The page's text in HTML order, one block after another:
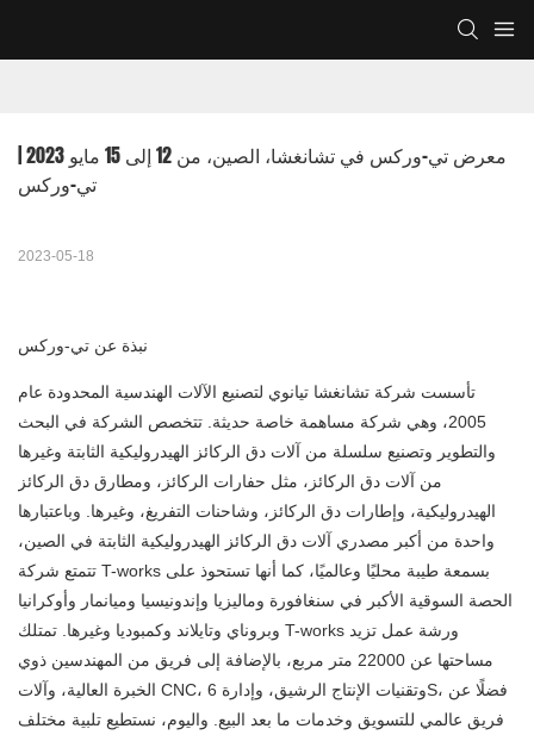
معرض تي-وركس في تشانغشا، الصين، من 12 إلى 15 مايو 2023 |
تي-وركس
2023-05-18
نبذة عن تي-وركس
تأسست شركة تشانغشا تيانوي لتصنيع الآلات الهندسية المحدودة عام
2005، وهي شركة مساهمة خاصة حديثة. تتخصص الشركة في البحث
والتطوير وتصنيع سلسلة من آلات دق الركائز الهيدروليكية الثابتة وغيرها
من آلات دق الركائز، مثل حفارات الركائز، ومطارق دق الركائز
الهيدروليكية، وإطارات دق الركائز، وشاحنات التفريغ، وغيرها. وباعتبارها
واحدة من أكبر مصدري آلات دق الركائز الهيدروليكية الثابتة في الصين،
تتمتع شركة T-works بسمعة طيبة محليًا وعالميًا، كما أنها تستحوذ على
الحصة السوقية الأكبر في سنغافورة وماليزيا وإندونيسيا وميانمار وأوكرانيا
وبروناي وتايلاند وكمبوديا وغيرها. تمتلك T-works ورشة عمل تزيد
مساحتها عن 22000 متر مربع، بالإضافة إلى فريق من المهندسين ذوي
الخبرة العالية، وآلات CNC، وتقنيات الإنتاج الرشيق، وإدارة 6S، فضلًا عن
فريق عالمي للتسويق وخدمات ما بعد البيع. واليوم، نستطيع تلبية مختلف